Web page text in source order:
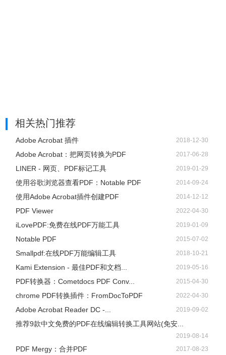
相关热门推荐
Adobe Acrobat 插件 2018-12-30
Adobe Acrobat：把网页转换为PDF 2017-06-28
LINER - 网页、PDF标记工具 2019-01-29
使用谷歌浏览器查看PDF：Notable PDF 2014-09-24
使用Adobe Acrobat插件创建PDF 2014-12-12
PDF Viewer 2022-04-30
iLovePDF:免费在线PDF万能工具 2019-01-09
Notable PDF 2015-07-02
Smallpdf:在线PDF万能编辑工具 2018-10-21
Kami Extension - 最佳PDF和文档... 2019-05-16
PDF转换器：Cometdocs PDF Conv... 2015-04-30
chrome PDF转换插件：FromDocToPDF 2022-04-30
Adobe Acrobat Reader DC -... 2019-09-02
推荐9款中文免费的PDF在线编辑转换工具网站(免安...
2019-08-14
PDF Mergy：合并PDF 2017-08-23